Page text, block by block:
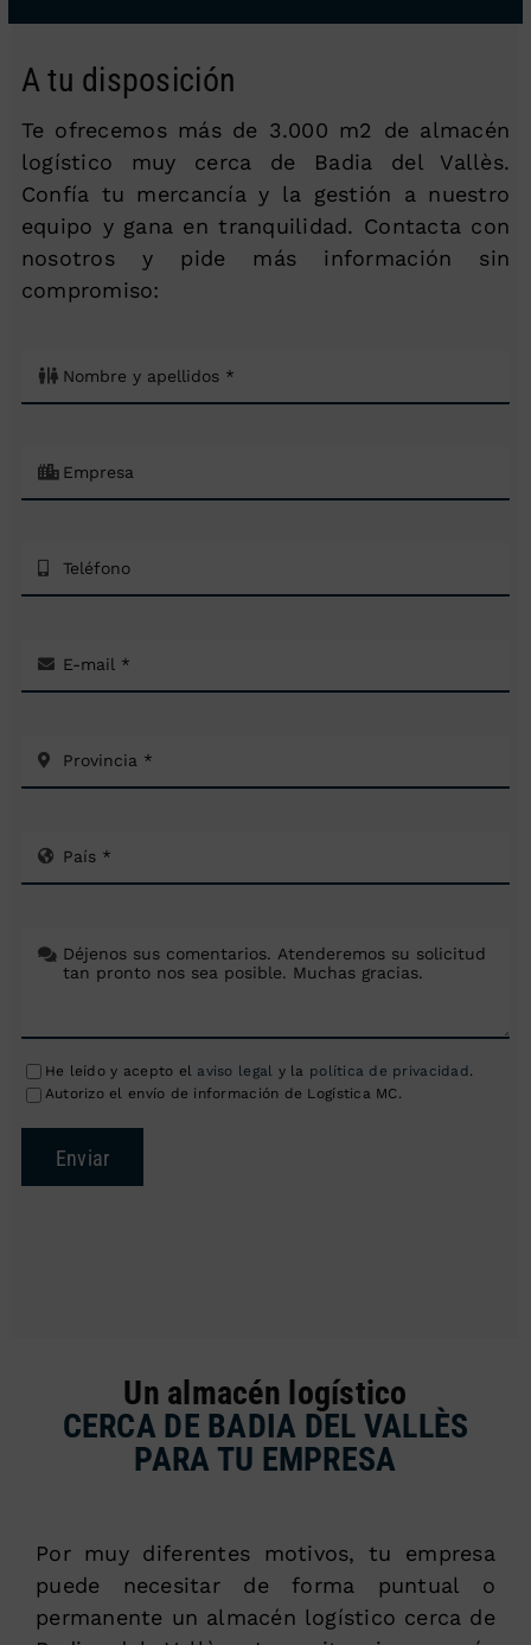
A tu disposición
Te ofrecemos más de 3.000 m2 de almacén
logístico muy cerca de Badia del Vallès.
Confía tu mercancía y la gestión a nuestro
equipo y gana en tranquilidad. Contacta con
nosotros y pide más información sin
compromiso:
He leído y acepto el aviso legal y la política de privacidad.
Autorizo el envío de información de Logística MC.
Enviar
Un almacén logístico
CERCA DE BADIA DEL VALLÈS
PARA TU EMPRESA
Por muy diferentes motivos, tu empresa
puede necesitar de forma puntual o
permanente un almacén logístico cerca de